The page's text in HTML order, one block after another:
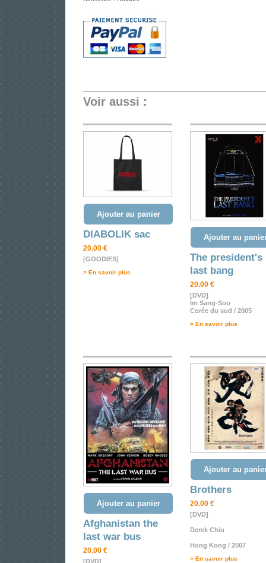
Voir aussi :
Ajouter au panier
DIABOLIK sac
20.00 €
[GOODIES]
> En savoir plus
Ajouter au
The president's
last bang
20.00 €
[DVD]
Im Sang-Soo
Corée du sud / 2005
> En savoir plus
Ajouter au panier
Afghanistan the
last war bus
20.00 €
[DVD]
Ajouter au
Brothers
20.00 €
[DVD]
Derek Chiu
Hong Kong / 2007
> En savoir plus